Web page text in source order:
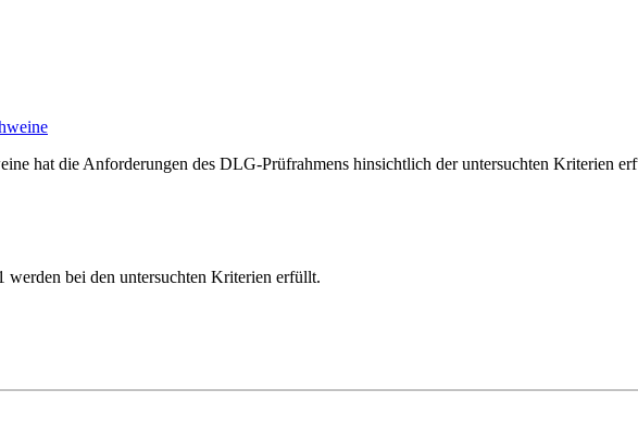
hat die Anforderungen des DLG-Prüfrahmens hinsichtlich der untersuchten Kriterien
bei den untersuchten Kriterien erfüllt.